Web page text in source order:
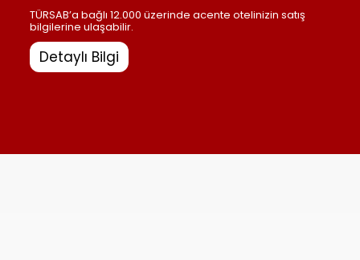
TÜRSAB’a bağlı 12.000 üzerinde acente otelinizin satış
bilgilerine ulaşabilir.
Detaylı Bilgi